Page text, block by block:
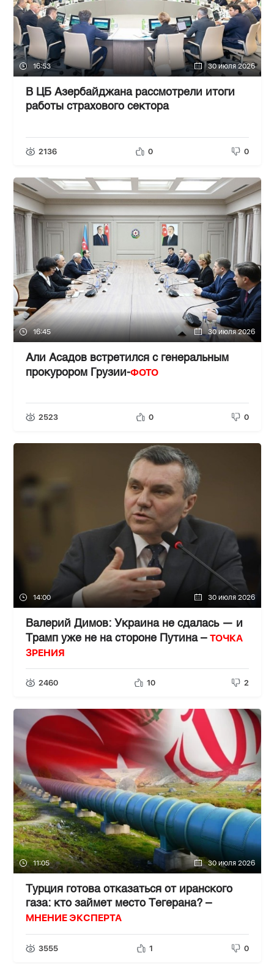
16:53 30 июля 2026
В ЦБ Азербайджана рассмотрели итоги
работы страхового сектора
2136 0 0
16:45 30 июля 2026
Али Асадов встретился с генеральным
прокурором Грузии-ФОТО
2523 0 0
14:00 30 июля 2026
Валерий Димов: Украина не сдалась — и
Трамп уже не на стороне Путина – ТОЧКА
ЗРЕНИЯ
2460 10 2
11:05 30 июля 2026
Турция готова отказаться от иранского
газа: кто займет место Тегерана? –
МНЕНИЕ ЭКСПЕРТА
3555 1 0